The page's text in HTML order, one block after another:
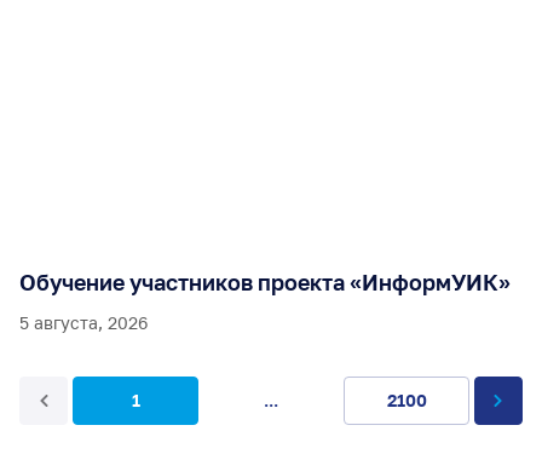
Обучение участников проекта «ИнформУИК»
5 августа, 2026
1 ... 2100